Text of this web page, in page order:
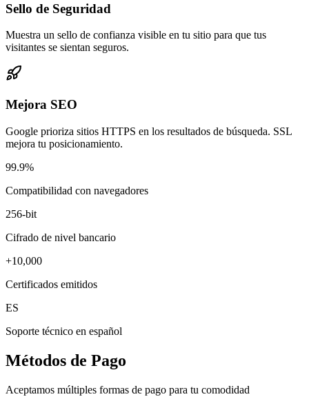
Sello de Seguridad
Muestra un sello de confianza visible en tu sitio para que tus
visitantes se sientan seguros.
Mejora SEO
Google prioriza sitios HTTPS en los resultados de búsqueda. SSL
mejora tu posicionamiento.
99.9%
Compatibilidad con navegadores
256-bit
Cifrado de nivel bancario
+10,000
Certificados emitidos
ES
Soporte técnico en español
Métodos de Pago
Aceptamos múltiples formas de pago para tu comodidad